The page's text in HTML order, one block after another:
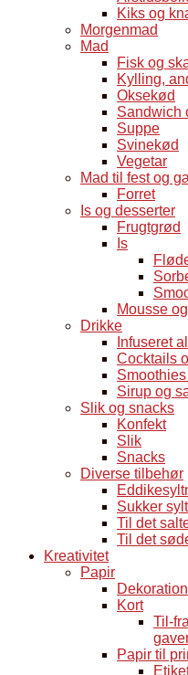
Kiks og
Morgenmad
Mad
Fisk og
Kylling,
Oksekød
Sandwich
Suppe
Svinekød
Vegetar
Mad til fest og
Forret
Is og desserter
Frugtgrød
Is
Mousse
Drikke
Infuseret
Cocktails
Sirup og
Slik og snacks
Konfekt
Slik
Snacks
Diverse tilbehør
Sukker
Til det
Til det
Kreativitet
Papir
Dekoration
Kort
Til-
Papir til